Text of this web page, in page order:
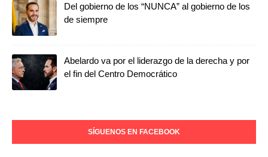
Del gobierno de los “NUNCA” al gobierno de los
de siempre
Abelardo va por el liderazgo de la derecha y por
el fin del Centro Democrático
SÍGUENOS EN FACEBOOK